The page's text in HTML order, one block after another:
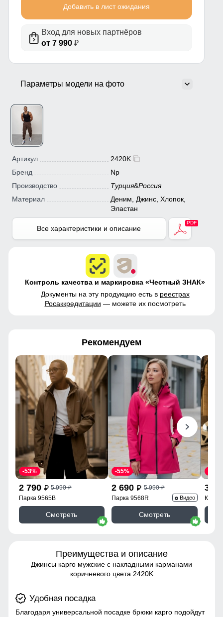
Добавить в лист ожидания
Вход для новых партнёров
от 7 990₽
Параметры модели на фото
Артикул
2420K
Бренд
Np
Производство
Турция&Россия
Материал
Деним, Джинс, Хлопок,
Эластан
Все характеристики и описание
Контроль качества и маркировка «Честный ЗНАК»
Документы на эту продукцию есть в реестрах
Росаккредитации — можете их посмотреть
Рекомендуем
2 790 p 5 990p
-53%
Парка 9565B
Смотреть
2 690 p 5 990p
-55%
Парка 9568R Видео
Смотреть
3
Преимущества и описание
Джинсы карго мужские с накладными карманами
коричневого цвета 2420K
Удобная посадка
Благодаря универсальной посадке брюки карго подойдут